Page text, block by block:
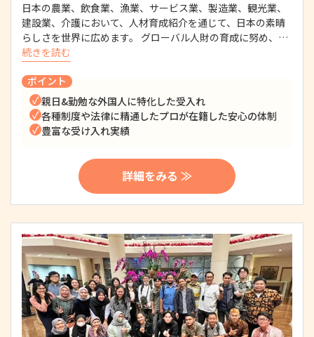
日本の農業、飲食業、漁業、サービス業、製造業、観光業、
建設業、介護において、人材育成紹介を通じて、日本の素晴
らしさを世界に広めます。 グローバル人財の育成に努め、…
続きを読む
ポイント
親日&勤勉な外国人に特化した受入れ
各種制度や法律に精通したプロが在籍した安心の体制
豊富な受け入れ実績
詳細をみる ≫